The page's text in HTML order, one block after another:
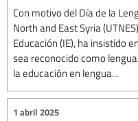
Con motivo del Día de la
North and East Syria
Educación (IE), ha insistido
sea reconocido como
la educación en lengua...
1 abril 2025